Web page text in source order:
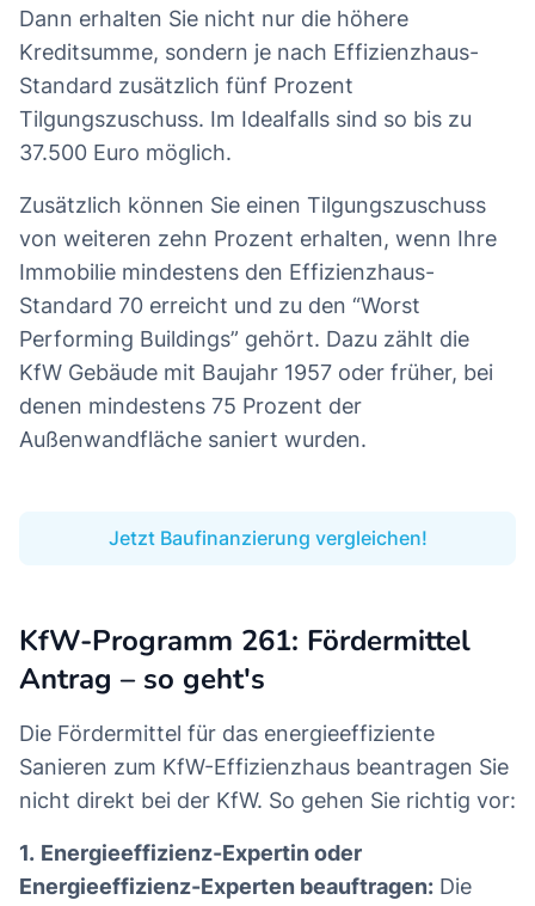
Dann erhalten Sie nicht nur die höhere
Kreditsumme, sondern je nach Effizienzhaus-
Standard zusätzlich fünf Prozent
Tilgungszuschuss. Im Idealfalls sind so bis zu
37.500 Euro möglich.
Zusätzlich können Sie einen Tilgungszuschuss
von weiteren zehn Prozent erhalten, wenn Ihre
Immobilie mindestens den Effizienzhaus-
Standard 70 erreicht und zu den “Worst
Performing Buildings” gehört. Dazu zählt die
KfW Gebäude mit Baujahr 1957 oder früher, bei
denen mindestens 75 Prozent der
Außenwandfläche saniert wurden.
Jetzt Baufinanzierung vergleichen!
KfW-Programm 261: Fördermittel
Antrag – so geht's
Die Fördermittel für das energieeffiziente
Sanieren zum KfW-Effizienzhaus beantragen Sie
nicht direkt bei der KfW. So gehen Sie richtig vor:
1. Energieeffizienz-Expertin oder
Energieeffizienz-Experten beauftragen: Die